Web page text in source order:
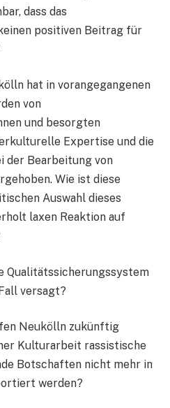
dass das
positiven Beitrag für
hat in vorangegangenen
von
und besorgten
Expertise und die
der Bearbeitung von
Wie ist diese
Auswahl dieses
laxen Reaktion auf
Qualitätssicherungssystem
versagt?
Neukölln zukünftig
Kulturarbeit rassistische
Botschaften nicht mehr in
werden?